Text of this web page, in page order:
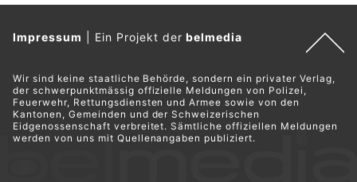
Impressum Ein Projekt derbelmedia
Wir sind keine staatliche Behörde, sondern ein privater Verlag,
der schwerpunktmässig offizielle Meldungen von Polizei,
Feuerwehr, Rettungsdiensten und Armee sowie von den
Kantonen, Gemeinden und der Schweizerischen
Eidgenossenschaft verbreitet. Sämtliche offiziellen Meldungen
werden von uns mit Quellenangaben publiziert.